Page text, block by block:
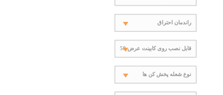
راندمان احتراق
قابل نصب روی کابینت عرض 50
نوع شعله پخش کن ها